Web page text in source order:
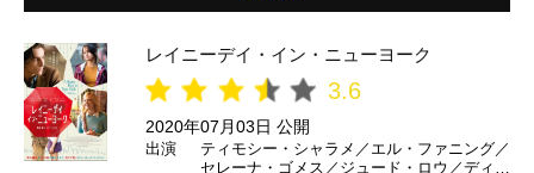
レイニーデイ・イン・ニューヨーク
3.6
2020年07月03日 公開
出演
ティモシー・シャラメ／エル・ファニング／
セレーナ・ゴメス／ジュード・ロウ／ディエ